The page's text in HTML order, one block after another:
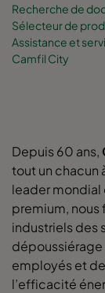
Recherche de
Sélecteur de
Assistance et
Camfil City
Depuis 60 ans,
tout un chacun
leader mondial
premium, nous
industriels des
employés et
l’efficacité